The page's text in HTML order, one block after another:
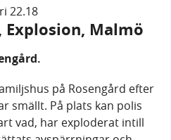
22.18
Explosion, Malmö
på Rosengård efter
smällt. På plats kan polis
vad, har exploderat intill